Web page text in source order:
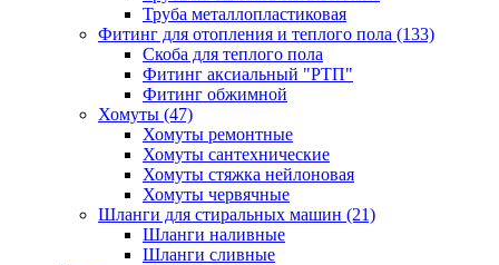
Труба металлопластиковая
Фитинг для отопления и теплого пола (133)
Скоба для теплого пола
Фитинг аксиальный "РТП"
Фитинг обжимной
Хомуты (47)
Хомуты ремонтные
Хомуты сантехнические
Хомуты стяжка нейлоновая
Хомуты червячные
Шланги для стиральных машин (21)
Шланги наливные
Шланги сливные